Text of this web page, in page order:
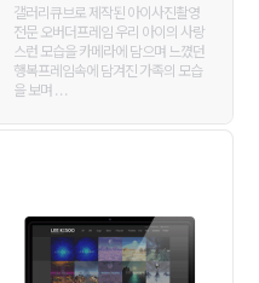
갤러리큐브로 제작된 아이사진촬영
전문 오버더프레임 우리 아이의 사랑
스런 모습을 카메라에 담으며 느꼈던
행복프레임속에 담겨진 가족의 모습
을 보며 . . .